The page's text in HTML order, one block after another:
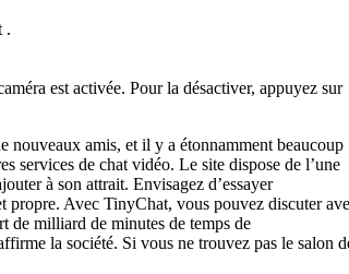
.
est activée. Pour la désactiver, appuyez sur
nouveaux amis, et il y a étonnamment beaucoup
services de chat vidéo. Le site dispose de l’une
à son attrait. Envisagez d’essayer
propre. Avec TinyChat, vous pouvez discuter
de milliard de minutes de temps de
la société. Si vous ne trouvez pas le salon